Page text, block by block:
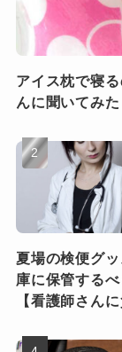
アイス枕で寝
んに聞いてみた
夏場の検便グ
庫に保管するべ
【看護師さんに